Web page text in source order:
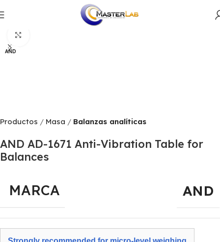
Balanzas analíticas
AND
Productos Masa Balanzas analíticas
AND AD-1671 Anti-Vibration Table for
Balances
MARCA AND